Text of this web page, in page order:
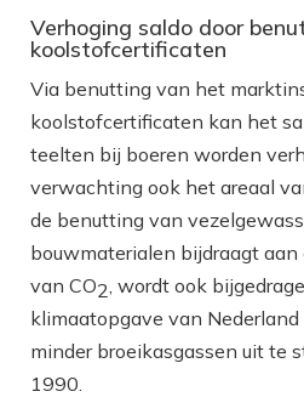
Verhoging saldo door
koolstofcertificaten
Via benutting van het
koolstofcertificaten kan het
teelten bij boeren worden
verwachting ook het areaal
de benutting van
bouwmaterialen bijdraagt aan
van CO2 , wordt ook
klimaatopgave van
minder broeikasgassen uit te
1990.